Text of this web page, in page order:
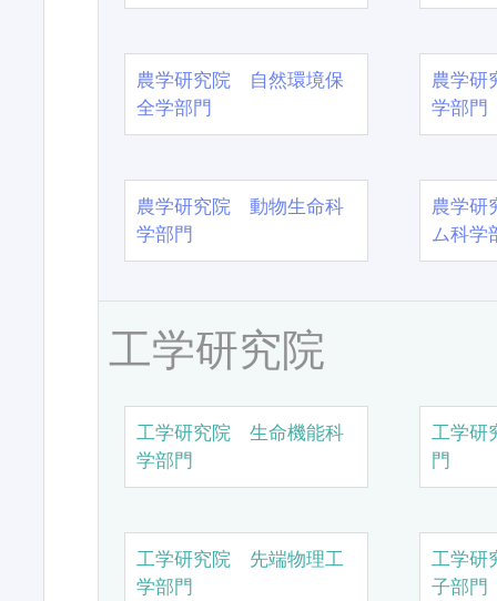
農学研究院 自然環境保
全学部門
農学
学部門
農学研究院 動物生命科
学部門
農学
ム科学
工学研究院
工学研究院 生命機能科
学部門
工学研
門
工学研究院 先端物理工
学部門
工学研
子部門